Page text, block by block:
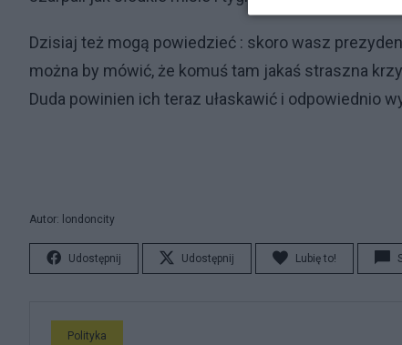
Dzisiaj też mogą powiedzieć : skoro wasz
można by mówić, że komuś tam jakaś straszna
Duda powinien ich teraz ułaskawić i odpowiednio
Autor: londoncity
Udostępnij Udostępnij Lubię to!
Polityka